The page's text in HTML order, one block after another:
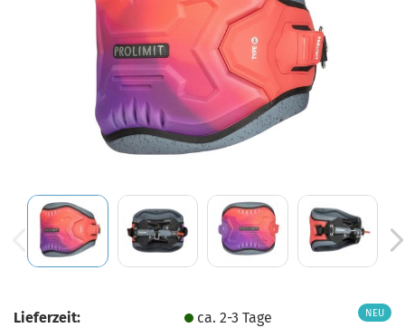
NEU
Lieferzeit:
ca. 2-3 Tage